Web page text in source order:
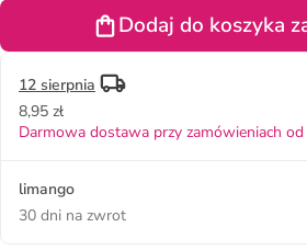
Dodaj do koszyka
12 sierpnia
8,95 zł
Darmowa dostawa przy zamówieniach od
limango
30 dni na zwrot